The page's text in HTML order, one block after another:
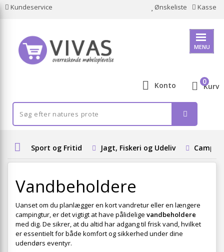
Kundeservice Ønskeliste Kasse
MENU
Konto Kurv
0
Sport og Fritid Jagt, Fiskeri og Udeliv
Vandbeholdere
Uanset om du planlægger en kort vandretur eller en længere
campingtur, er det vigtigt at have pålidelige vandbeholdere
med dig. De sikrer, at du altid har adgang til frisk vand, hvilket
er essentielt for både komfort og sikkerhed under dine
udendørs eventyr.